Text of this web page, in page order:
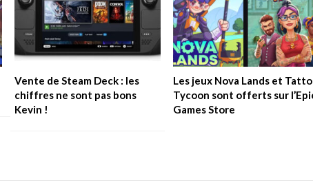
Vente de Steam Deck : les
chiffres ne sont pas bons
Kevin !
Les jeux Nova Lands et
Tycoon sont offerts sur
Games Store